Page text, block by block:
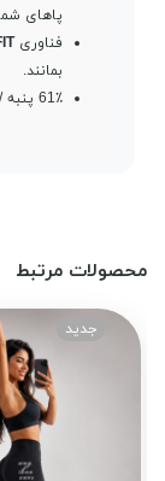
پاهای
فناوری
بمانند.
61٪ پنبه / 36٪ پلی استر / 3٪ الاستین.
محصولات مرتبط